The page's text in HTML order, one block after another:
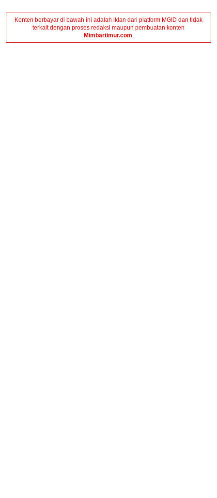
Konten berbayar di bawah ini adalah iklan dari platform MGID dan tidak
terkait dengan proses redaksi maupun pembuatan konten
Mimbartimur.com.